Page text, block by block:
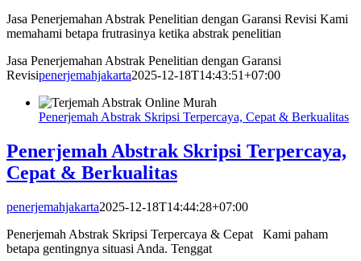
Jasa Penerjemahan Abstrak Penelitian dengan Garansi Revisi Kami
memahami betapa frutrasinya ketika abstrak penelitian
Jasa Penerjemahan Abstrak Penelitian dengan Garansi
Revisipenerjemahjakarta2025-12-18T14:43:51+07:00
Penerjemah Abstrak Skripsi Terpercaya, Cepat & Berkualitas
Penerjemah Abstrak Skripsi Terpercaya,
Cepat & Berkualitas
penerjemahjakarta2025-12-18T14:44:28+07:00
Penerjemah Abstrak Skripsi Terpercaya & Cepat Kami paham
betapa gentingnya situasi Anda. Tenggat